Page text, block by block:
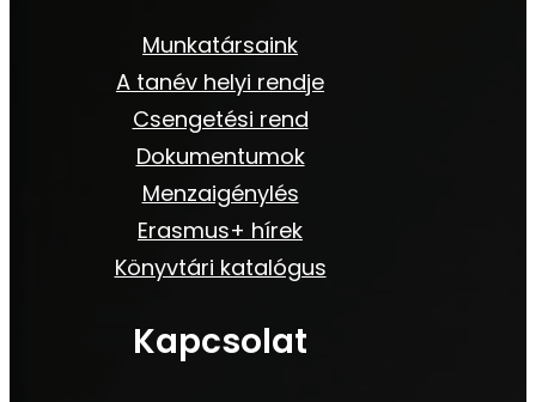
Munkatársaink
A tanév helyi rendje
Csengetési rend
Dokumentumok
Menzaigénylés
Erasmus+ hírek
Könyvtári katalógus
Kapcsolat